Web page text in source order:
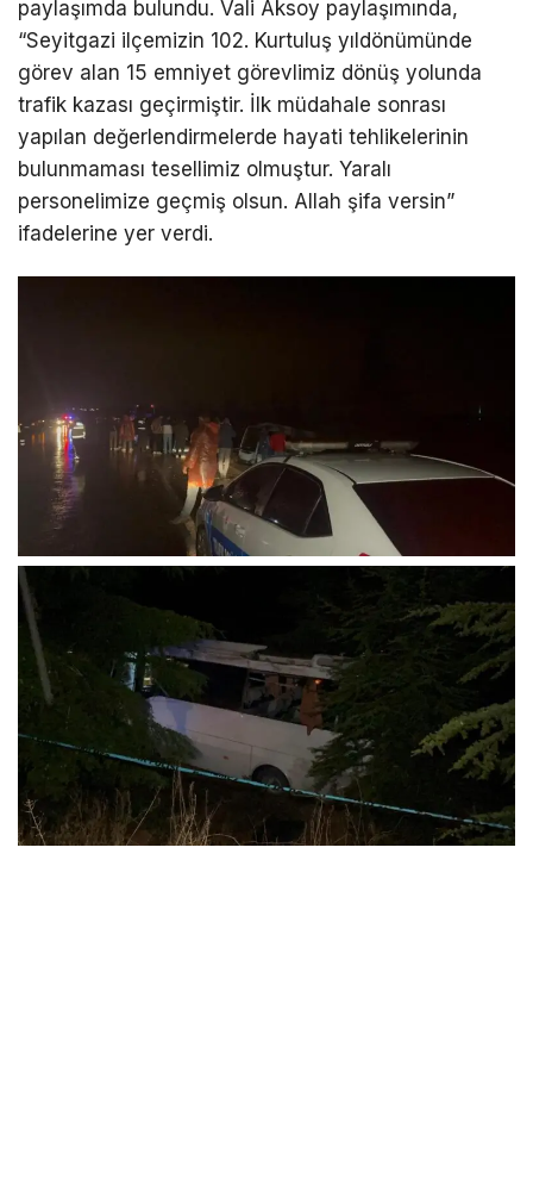
paylaşımda bulundu. Vali Aksoy paylaşımında,
“Seyitgazi ilçemizin 102. Kurtuluş yıldönümünde
görev alan 15 emniyet görevlimiz dönüş yolunda
trafik kazası geçirmiştir. İlk müdahale sonrası
yapılan değerlendirmelerde hayati tehlikelerinin
bulunmaması tesellimiz olmuştur. Yaralı
personelimize geçmiş olsun. Allah şifa versin”
ifadelerine yer verdi.